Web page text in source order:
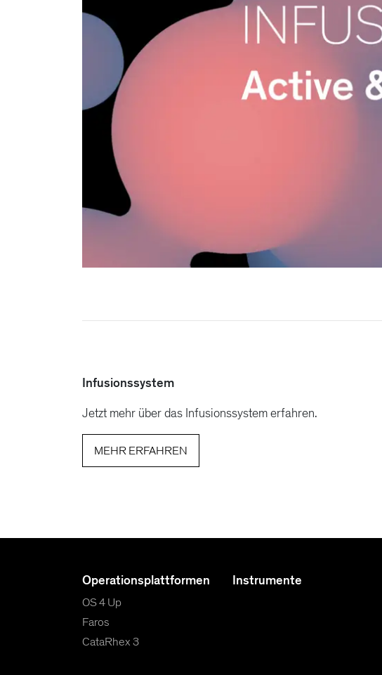
Infusionssystem
Jetzt mehr über das Infusionssystem erfahren.
MEHR ERFAHREN
Operationsplattformen
OS 4 Up
Faros
CataRhex 3
Instrumente